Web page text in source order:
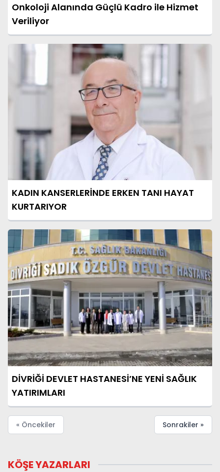
Onkoloji Alanında Güçlü Kadro ile Hizmet
Veriliyor
KADIN KANSERLERİNDE ERKEN TANI HAYAT
KURTARIYOR
DİVRİĞİ DEVLET HASTANESİ’NE YENİ SAĞLIK
YATIRIMLARI
« Öncekiler Sonrakiler »
KÖŞE YAZARLARI